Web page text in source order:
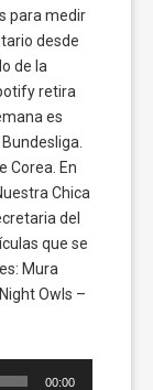
para medir
desde
de la
retira
es
Corea. En
Chica
del
que se
Mura
Owls –
00:00